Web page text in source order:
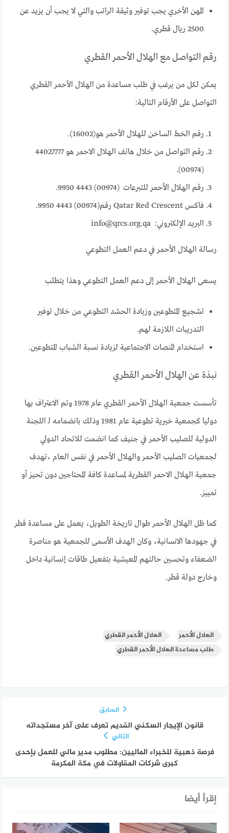
المهن الأخري يجب توفير وثيقة الراتب والتي لا يجب أن يزيد عن
2500 ريال قطري.
رقم التواصل مع الهلال الأحمر القطري
يمكن لكل من يرغب في طلب مساعدة من الهلال الأحمر القطري
التواصل على الأرقام التالية:
رقم الخط الساخن للهلال الأحمر هو(16002).
رقم التواصل من خلال هاتف الهلال الاحمر هو 44027777
(00974).
رقم الهلال الأحمر للتبرعات (00974) 4443 9950.
فاكس Qatar Red Crescent رقم(00974) 4443 9950.
البريد الإلكتروني: info@qrcs.org.qa
رسالة الهلال الأحمر في دعم العمل التطوعي
يسعى الهلال الأحمر إلى دعم العمل التطوعي وهذا يتطلب
تشجيع المتطوعين وزيادة الحشد التطوعي من خلال توفير
التدريبات اللازمة لهم.
استخدام المنصات الاجتماعية لزيادة نسبة الشباب المتطوعين.
نبذة عن الهلال الأحمر القطري
تأسست جمعية الهلال الأحمر القطري عام 1978 وتم الاعتراف بها
دوليا كجمعية خيرية تطوعية عام 1981 وذلك بانضمامه لـ اللجنة
الدولية للصليب الأحمر في جنيف كما انضمت للاتحاد الدولي
لجمعيات الصليب الأحمر والهلال الأحمر في نفس العام ،تهدف
جمعية الهلال الاحمر القطرية لمساعدة كافة المحتاجين دون تحيز أو
تمييز.
كما ظل الهلال الأحمر طوال تاريخة الطويل، يعمل على مساعدة قطر
في جهودها الانسانية، وكان الهدف الأسمى للجمعية هو مناصرة
الضعفاء وتحسين حالتهم المعيشية بتفعيل طاقات إنسانية داخل
وخارج دولة قطر.
الهلال الأحمر
الهلال الأحمر القطري
طلب مساعدة الهلال الأحمر القطري
السابق
قانون الإيجار السكني القديم تعرف على آخر مستجداته
التالي
فرصة ذهبية للخبراء الماليين: مطلوب مدير مالي للعمل بإحدى
كبرى شركات المقاولات في مكة المكرمة
إقرأ أيضا